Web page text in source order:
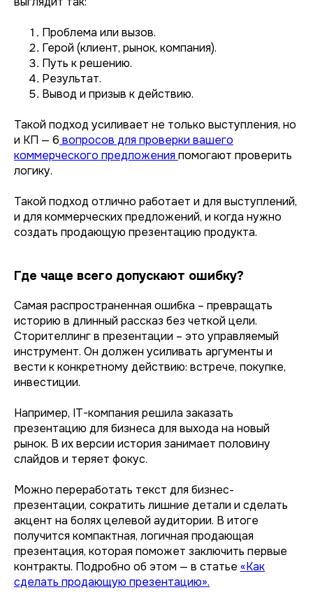
Проблема или вызов.
Герой (клиент, рынок, компания).
Путь к решению.
Результат.
Вывод и призыв к действию.
Такой подход усиливает не только выступления, но
и КП — 6 вопросов для проверки вашего
коммерческого предложения помогают проверить
логику.
Такой подход отлично работает и для выступлений,
и для коммерческих предложений, и когда нужно
создать продающую презентацию продукта.
Где чаще всего допускают ошибку?
Самая распространенная ошибка – превращать
историю в длинный рассказ без четкой цели.
Сторителлинг в презентации – это управляемый
инструмент. Он должен усиливать аргументы и
вести к конкретному действию: встрече, покупке,
инвестиции.
Например, IT-компания решила заказать
презентацию для бизнеса для выхода на новый
рынок. В их версии история занимает половину
слайдов и теряет фокус.
Можно переработать текст для бизнес-
презентации, сократить лишние детали и сделать
акцент на болях целевой аудитории. В итоге
получится компактная, логичная продающая
презентация, которая поможет заключить первые
контракты. Подробно об этом — в статье «Как
сделать продающую презентацию».